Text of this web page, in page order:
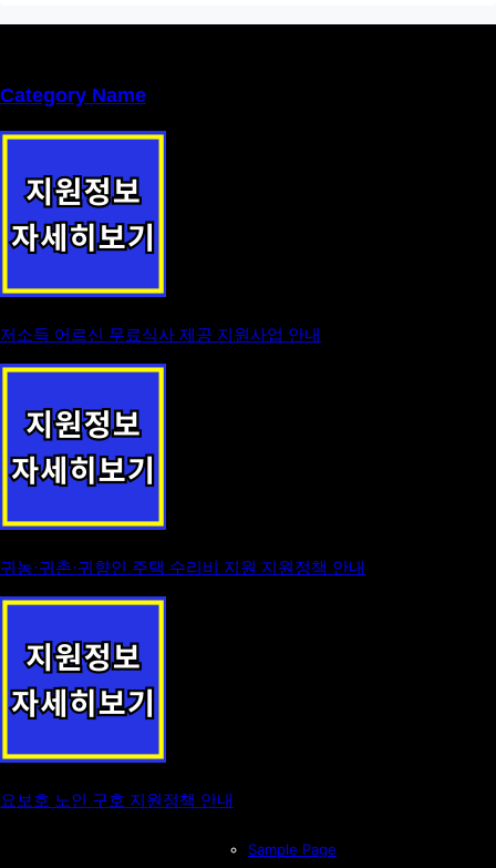
Category Name
저소득 어르신 무료식사 제공 지원사업 안내
귀농·귀촌·귀향인 주택 수리비 지원 지원정책 안내
요보호 노인 구호 지원정책 안내
Sample Page